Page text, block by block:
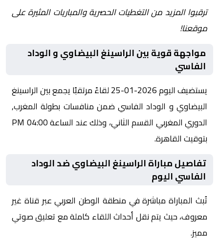
ترقبوا المزيد من التغطيات الحصرية والمباريات المثيرة على
موقعنا!
مواجهة قوية بين الراسينغ البيضاوي و الوداد
الفاسي
يستضيف اليوم 2026-01-25 لقاءً مرتقبًا يجمع بين الراسينغ
البيضاوي و الوداد الفاسي ضمن منافسات بطولة المغرب,
الدوري المغربي القسم الثاني، وذلك عند الساعة 04:00 PM
بتوقيت القاهرة.
تفاصيل مباراة الراسينغ البيضاوي ضد الوداد
الفاسي اليوم
تُبث المباراة مباشرة في منطقة الوطن العربي عبر قناة غير
معروف، حيث يتم نقل أحداث اللقاء كاملة مع تعليق صوتي
مميز.